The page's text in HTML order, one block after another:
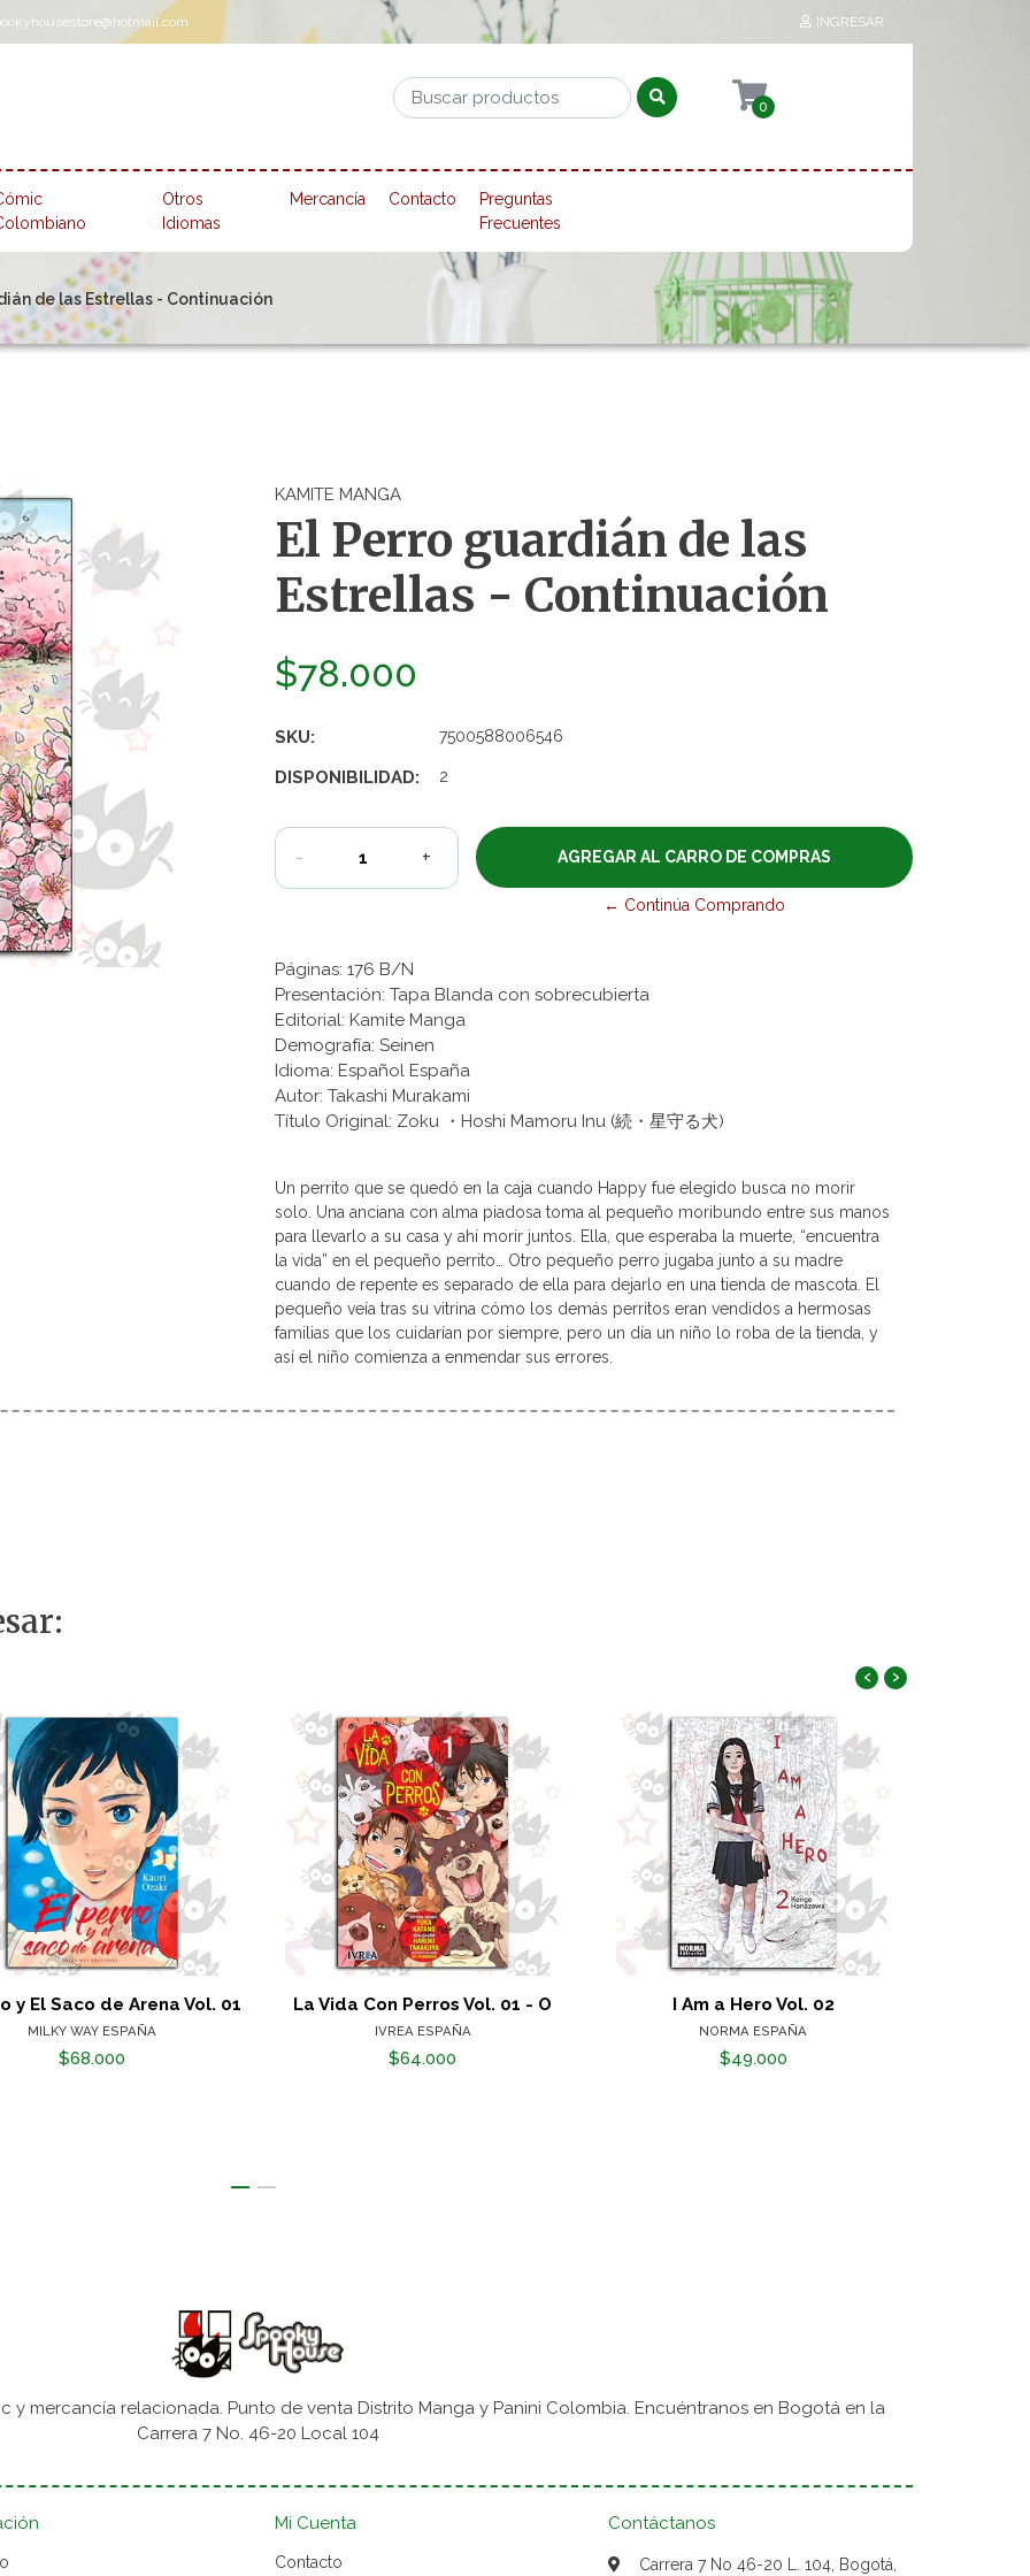
INGRESAR
0
Otros
Idiomas
Mercancía Contacto
Preguntas
Frecuentes
de las Estrellas - Continuación
KAMITE MANGA
El Perro guardián de las
Estrellas - Continuación
$78.000
SKU: 7500588006546
DISPONIBILIDAD: 2
- +
← Continúa Comprando
Páginas: 176 B/N
Presentación: Tapa Blanda con sobrecubierta
Editorial: Kamite Manga
Demografía: Seinen
Idioma: Español España
Autor: Takashi Murakami
Título Original: Zoku ・Hoshi Mamoru Inu (続・星守る犬)
Un perrito que se quedó en la caja cuando Happy fue elegido busca no morir
solo. Una anciana con alma piadosa toma al pequeño moribundo entre sus manos
para llevarlo a su casa y ahí morir juntos. Ella, que esperaba la muerte, “encuentra
la vida” en el pequeño perrito… Otro pequeño perro jugaba junto a su madre
cuando de repente es separado de ella para dejarlo en una tienda de mascota. El
pequeño veía tras su vitrina cómo los demás perritos eran vendidos a hermosas
familias que los cuidarían por siempre, pero un día un niño lo roba de la tienda, y
así el niño comienza a enmendar sus errores.
y El Saco de Arena Vol. 01
MILKY WAY ESPAÑA
$68.000
La Vida Con Perros Vol. 01 - O
IVREA ESPAÑA
$64.000
I Am a Hero Vol. 02
NORMA ESPAÑA
$49.000
‹ ›
y mercancía relacionada. Punto de venta Distrito Manga y Panini Colombia. Encuéntranos en Bogotá en la
Carrera 7 No. 46-20 Local 104
Mi Cuenta
Contacto
Contáctanos
Carrera 7 No 46-20 L. 104, Bogotá,